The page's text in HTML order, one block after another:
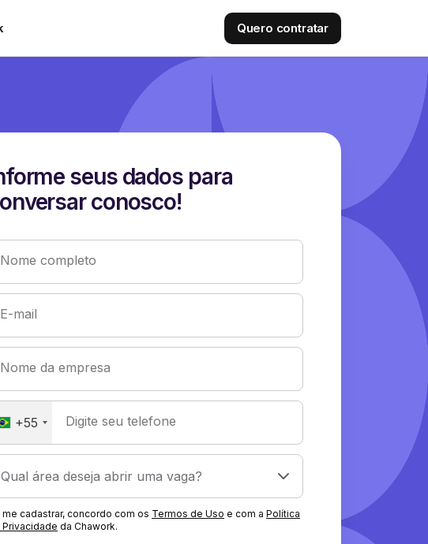
Quero contratar
seus dados para
conosco!
Nome completo
E-mail
Nome da empresa
+55 Digite seu telefone
me cadastrar, concordo com os Termos de Uso e com a Política
Privacidade da Chawork.